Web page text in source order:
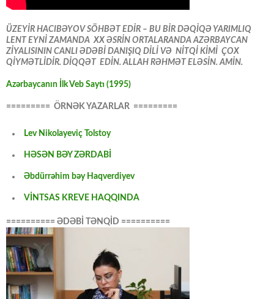
ÜZEYİR HACIBƏYOV SÖHBƏT EDİR – BU BİR DƏQİQƏ YARIMLIQ
LENT EYNİ ZAMANDA XX ƏSRİN ORTALARANDA AZƏRBAYCAN
ZİYALISININ CANLI ƏDƏBİ DANIŞIQ DİLİ VƏ NİTQİ KİMİ ÇOX
QİYMƏTLİDİR. DİQQƏT EDİN. ALLAH RƏHMƏT ELƏSİN. AMİN.
Azərbaycanın İlk Veb Saytı (1995)
========= ÖRNƏK YAZARLAR =========
Lev Nikolayeviç Tolstoy
HƏSƏN BƏY ZƏRDABİ
Əbdürrəhim bəy Haqverdiyev
VİNTSAS KREVE HAQQINDA
========== ƏDƏBİ TƏNQİD ==========